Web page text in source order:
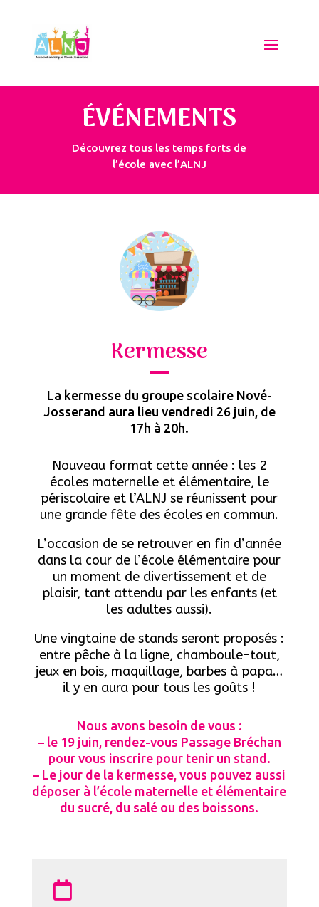
ÉVÉNEMENTS
Découvrez tous les temps forts de
l’école avec l’ALNJ
Kermesse
La kermesse du groupe scolaire Nové-
Josserand aura lieu vendredi 26 juin, de
17h à 20h.
Nouveau format cette année : les 2
écoles maternelle et élémentaire, le
périscolaire et l’ALNJ se réunissent pour
une grande fête des écoles en commun.
L’occasion de se retrouver en fin d’année
dans la cour de l’école élémentaire pour
un moment de divertissement et de
plaisir, tant attendu par les enfants (et
les adultes aussi).
Une vingtaine de stands seront proposés :
entre pêche à la ligne, chamboule-tout,
jeux en bois, maquillage, barbes à papa…
il y en aura pour tous les goûts !
Nous avons besoin de vous :
– le 19 juin, rendez-vous Passage Bréchan
pour vous inscrire pour tenir un stand.
– Le jour de la kermesse, vous pouvez aussi
déposer à l’école maternelle et élémentaire
du sucré, du salé ou des boissons.
